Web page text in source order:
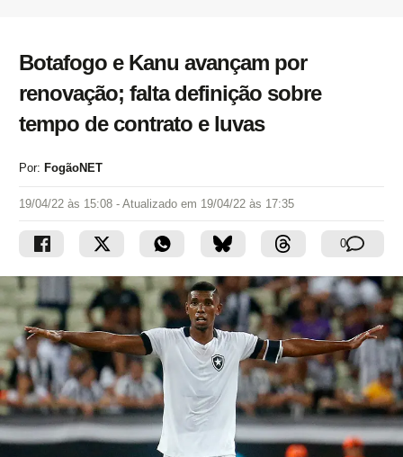
Botafogo e Kanu avançam por
renovação; falta definição sobre
tempo de contrato e luvas
Por: FogãoNET
19/04/22 às 15:08 - Atualizado em 19/04/22 às 17:35
0